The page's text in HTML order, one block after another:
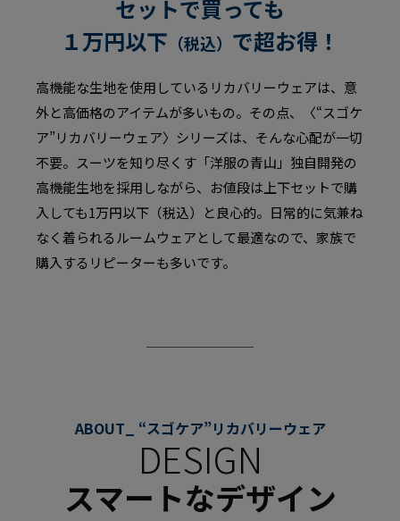
セットで買っても
１万円以下 （税込） で超お得！
高機能な生地を使用しているリカバリーウェアは、意
外と高価格のアイテムが多いもの。その点、〈“スゴケ
ア”リカバリーウェア〉シリーズは、そんな心配が一切
不要。スーツを知り尽くす「洋服の青山」独自開発の
高機能生地を採用しながら、お値段は上下セットで購
入しても1万円以下（税込）と良心的。日常的に気兼ね
なく着られるルームウェアとして最適なので、家族で
購入するリピーターも多いです。
ABOUT_ “スゴケア”リカバリーウェア
DESIGN
スマートなデザイン